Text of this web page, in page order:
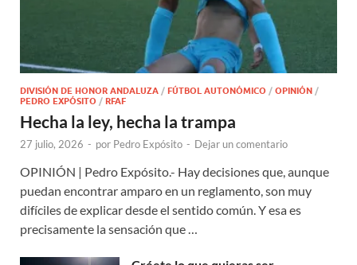
DIVISIÓN DE HONOR ANDALUZA / FÚTBOL AUTONÓMICO / OPINIÓN /
PEDRO EXPÓSITO / RFAF
Hecha la ley, hecha la trampa
27 julio, 2026 - por Pedro Expósito - Dejar un comentario
OPINIÓN | Pedro Expósito.- Hay decisiones que, aunque
puedan encontrar amparo en un reglamento, son muy
difíciles de explicar desde el sentido común. Y esa es
precisamente la sensación que …